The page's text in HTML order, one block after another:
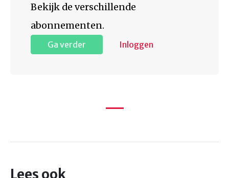
Bekijk de verschillende
abonnementen.
Ga verder Inloggen
Lees ook